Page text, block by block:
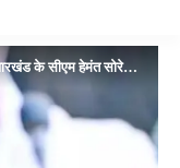
को 17 नवंबर को पूछताछ के लिए बुलाया